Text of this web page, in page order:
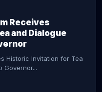
Receives
and Dialogue
Historic Invitation for Tea
Governor...